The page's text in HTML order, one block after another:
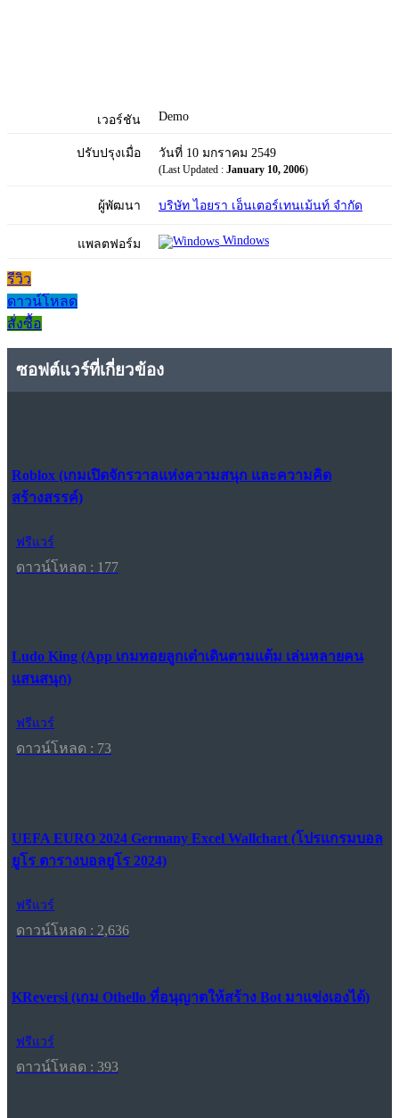
เวอร์ชัน Demo
ปรับปรุงเมื่อ วันที่ 10 มกราคม 2549
(Last Updated : January 10, 2006)
ผู้พัฒนา บริษัท ไอยรา เอ็นเตอร์เทนเม้นท์ จำกัด
แพลตฟอร์ม Windows
รีวิว
ดาวน์โหลด
สั่งซื้อ
ซอฟต์แวร์ที่เกี่ยวข้อง
Roblox (เกมเปิดจักรวาลแห่งความสนุก และความคิด
สร้างสรรค์)
ฟรีแวร์
ดาวน์โหลด : 177
Ludo King (App เกมทอยลูกเต๋าเดินตามแต้ม เล่นหลายคน
แสนสนุก)
ฟรีแวร์
ดาวน์โหลด : 73
UEFA EURO 2024 Germany Excel Wallchart (โปรแกรมบอล
ยูโร ตารางบอลยูโร 2024)
ฟรีแวร์
ดาวน์โหลด : 2,636
KReversi (เกม Othello ที่อนุญาตให้สร้าง Bot มาแข่งเองได้)
ฟรีแวร์
ดาวน์โหลด : 393